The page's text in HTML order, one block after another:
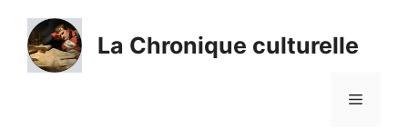
contenu
La Chronique culturelle
Menu